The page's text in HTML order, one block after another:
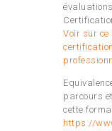
Voir sur ce
parcours
cette
https://